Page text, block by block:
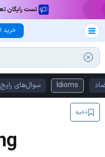
تست رایگان
خرید
Idioms سوال‌های رایج
ذخیره